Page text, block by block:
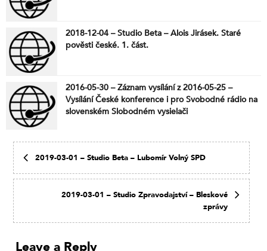
2018-12-04 – Studio Beta – Alois Jirásek. Staré
pověsti české. 1. část.
2016-05-30 – Záznam vysílání z 2016-05-25 –
Vysílání České konference i pro Svobodné rádio na
slovenském Slobodném vysielači
2019-03-01 – Studio Beta – Lubomír Volný SPD
2019-03-01 – Studio Zpravodajství – Bleskové
zprávy
Leave a Reply